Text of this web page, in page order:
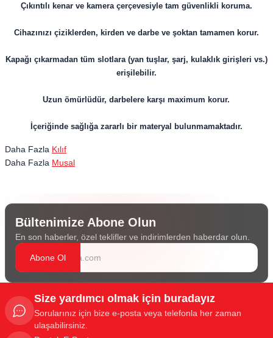
Çıkıntılı kenar ve kamera çerçevesiyle tam güvenlikli koruma.
Cihazınızı çiziklerden, kirden ve darbe ve şoktan tamamen korur.
Kapağı çıkarmadan tüm slotlara (yan tuşlar, şarj, kulaklık girişleri vs.)
erişilebilir.
Uzun ömürlüdür, darbelere karşı maximum korur.
İçeriğinde sağlığa zararlı bir materyal bulunmamaktadır.
Daha Fazla Kılıf
Daha Fazla Musal
Bültenimize Abone Olun
En son haberler, özel teklifler ve indirimlerden haberdar olun.
Abone Ol
Size yardımcı olmak için buradayız
Sorularınız için bize e-posta veya telefonla her zaman
ulaşabilirsiniz.